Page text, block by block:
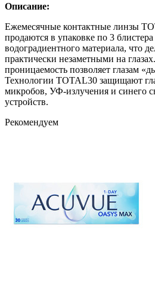
Описание:
Ежемесячные контактные линзы
продаются в упаковке по 3
водоградиентного материала, что
практически незаметными на
проницаемость позволяет глазам
Технологии TOTAL30 защищают
микробов, УФ-излучения и синего
устройств.
Рекомендуем